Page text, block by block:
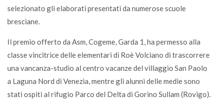
selezionato gli elaborati presentati da numerose scuole
bresciane.
Il premio offerto da Asm, Cogeme, Garda 1, ha permesso alla
classe vincitrice delle elementari di Roè Volciano di trascorrere
una vancanza-studio al centro vacanze del villaggio San Paolo
a Laguna Nord di Venezia, mentre gli alunni delle medie sono
stati ospiti al rifugio Parco del Delta di Gorino Sullam (Rovigo).